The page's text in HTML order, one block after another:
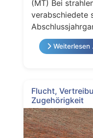
(MT) Bei
verabschiedete
Weiterlesen
Flucht,
Zugehörigkeit